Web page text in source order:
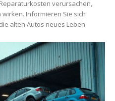
verursachen,
Informieren Sie sich
alten Autos neues Leben